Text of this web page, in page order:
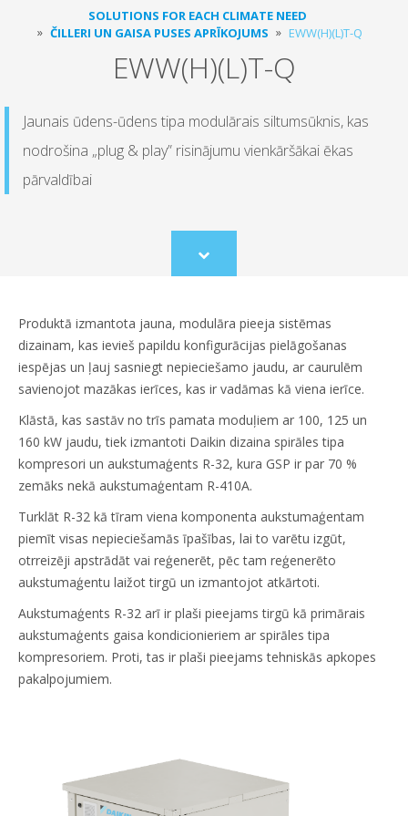
SOLUTIONS FOR EACH CLIMATE NEED
ČILLERI UN GAISA PUSES APRĪKOJUMS
EWW(H)(L)T-Q
EWW(H)(L)T-Q
Jaunais ūdens-ūdens tipa modulārais siltumsūknis, kas
nodrošina „plug & play” risinājumu vienkāršākai ēkas
pārvaldībai
Scroll
to
Produktā izmantota jauna, modulāra pieeja sistēmas
dizainam, kas ievieš papildu konfigurācijas pielāgošanas
iespējas un ļauj sasniegt nepieciešamo jaudu, ar caurulēm
savienojot mazākas ierīces, kas ir vadāmas kā viena ierīce.
Klāstā, kas sastāv no trīs pamata moduļiem ar 100, 125 un
160 kW jaudu, tiek izmantoti Daikin dizaina spirāles tipa
kompresori un aukstumaģents R-32, kura GSP ir par 70 %
zemāks nekā aukstumaģentam R-410A.
Turklāt R-32 kā tīram viena komponenta aukstumaģentam
piemīt visas nepieciešamās īpašības, lai to varētu izgūt,
otrreizēji apstrādāt vai reģenerēt, pēc tam reģenerēto
aukstumaģentu laižot tirgū un izmantojot atkārtoti.
Aukstumaģents R-32 arī ir plaši pieejams tirgū kā primārais
aukstumaģents gaisa kondicionieriem ar spirāles tipa
kompresoriem. Proti, tas ir plaši pieejams tehniskās apkopes
pakalpojumiem.